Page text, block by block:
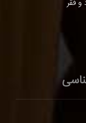
و فقر